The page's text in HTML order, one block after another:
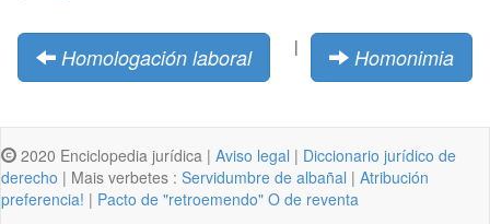
Homologación laboral | Homonimia
2020 Enciclopedia jurídica | Aviso legal | Diccionario jurídico de
derecho | Mais verbetes : Servidumbre de albañal | Atribución
preferencia! | Pacto de "retroemendo" O de reventa